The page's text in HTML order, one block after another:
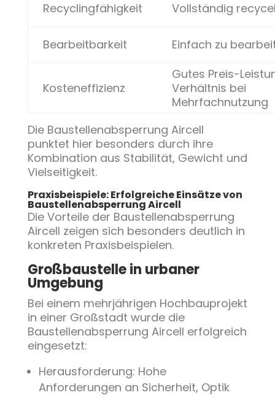
Recyclingfähigkeit
Vollständig
Bearbeitbarkeit Einfach zu
Kosteneffizienz
Gutes Preis-
Verhältnis bei
Mehrfachnutzung
Die Baustellenabsperrung Aircell
punktet hier besonders durch ihre
Kombination aus Stabilität, Gewicht und
Vielseitigkeit.
Praxisbeispiele: Erfolgreiche Einsätze von
Baustellenabsperrung Aircell
Die Vorteile der Baustellenabsperrung
Aircell zeigen sich besonders deutlich in
konkreten Praxisbeispielen.
Großbaustelle in urbaner
Umgebung
Bei einem mehrjährigen Hochbauprojekt
in einer Großstadt wurde die
Baustellenabsperrung Aircell erfolgreich
eingesetzt:
Herausforderung: Hohe
Anforderungen an Sicherheit, Optik